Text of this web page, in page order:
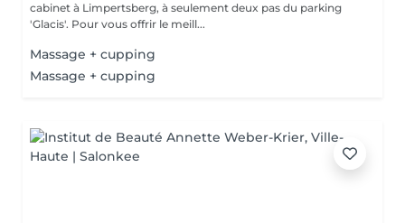
cabinet à Limpertsberg, à seulement deux pas du parking
'Glacis'. Pour vous offrir le meill...
Massage + cupping
Massage + cupping